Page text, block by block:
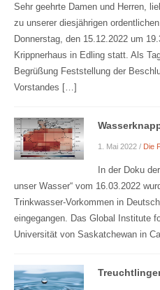
Sehr geehrte Damen und Herren,
zu unserer diesjährigen
Donnerstag, den 15.12.2022 um
Krippnerhaus in Edling statt. Als
Begrüßung Feststellung der
Vorstandes […]
1. Mai 2022 / Die
In der Doku
unser Wasser“ vom 16.03.2022
Trinkwasser-Vorkommen in
eingegangen. Das Global Institute
Universität von Saskatchewan in